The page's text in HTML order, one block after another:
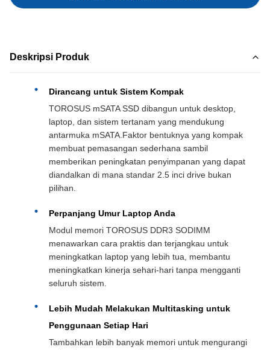
Deskripsi Produk
Dirancang untuk Sistem Kompak
TOROSUS mSATA SSD dibangun untuk desktop,
laptop, dan sistem tertanam yang mendukung
antarmuka mSATA.Faktor bentuknya yang kompak
membuat pemasangan sederhana sambil
memberikan peningkatan penyimpanan yang dapat
diandalkan di mana standar 2.5 inci drive bukan
pilihan.
Perpanjang Umur Laptop Anda
Modul memori TOROSUS DDR3 SODIMM
menawarkan cara praktis dan terjangkau untuk
meningkatkan laptop yang lebih tua, membantu
meningkatkan kinerja sehari-hari tanpa mengganti
seluruh sistem.
Lebih Mudah Melakukan Multitasking untuk
Penggunaan Setiap Hari
Tambahkan lebih banyak memori untuk mengurangi